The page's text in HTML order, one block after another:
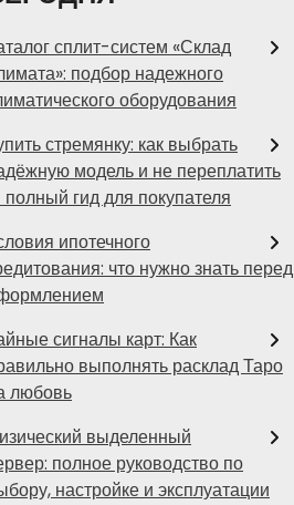
сплит-систем «Склад
подбор надежного
оборудования
стремянку: как выбрать
модель и не переплатить
гид для покупателя
ипотечного
что нужно знать перед
сигналы карт: Как
выполнять расклад Таро
любовь
выделенный
полное руководство по
настройке и эксплуатации